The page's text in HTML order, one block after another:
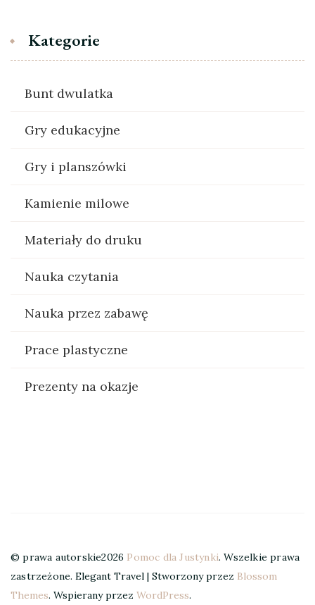
Kategorie
Bunt dwulatka
Gry edukacyjne
Gry i planszówki
Kamienie milowe
Materiały do druku
Nauka czytania
Nauka przez zabawę
Prace plastyczne
Prezenty na okazje
© prawa autorskie2026 Pomoc dla Justynki. Wszelkie prawa
zastrzeżone. Elegant Travel | Stworzony przez Blossom
Themes. Wspierany przez WordPress.